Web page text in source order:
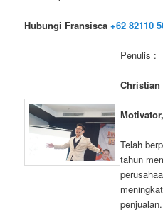
Hubungi Fransisca+62 82110
Penulis :
Telah
tahun
penjualan.